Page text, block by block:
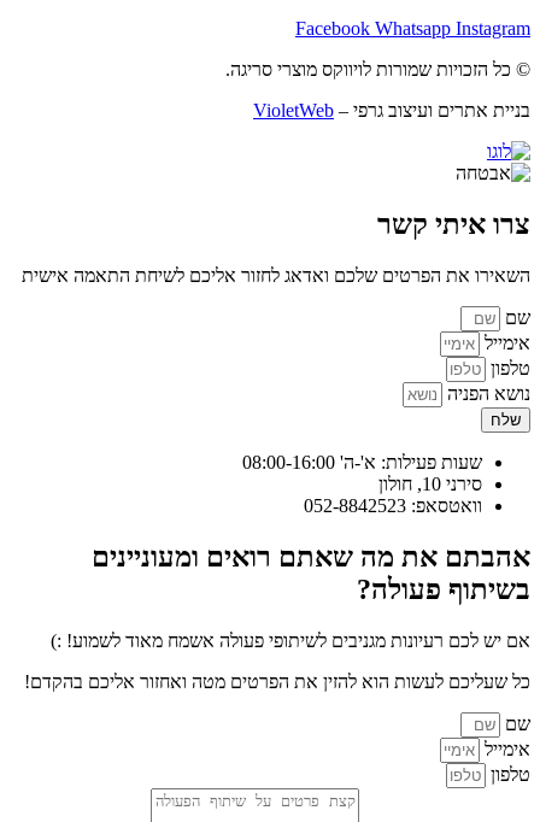
Facebook Whatsapp
הזכויות שמורות לויווקס מוצרי סריגה.
אתרים ועיצוב גרפי –VioletWeb
איתי קשר
את הפרטים שלכם ואדאג לחזור אליכם לשיחת התאמה אישית
הפניה
שעות פעילות: א'-ה' 08:00-16:00
סירני 10, חולון
וואטסאפ: 052-8842523
את מה שאתם רואים ומעוניינים
פעולה?
לכם רעיונות מגניבים לשיתופי פעולה אשמח מאוד לשמוע! :)
לעשות הוא להזין את הפרטים מטה ואחזור אליכם בהקדם!